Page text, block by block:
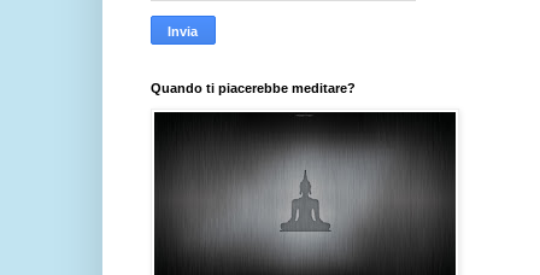
Quando ti piacerebbe meditare?